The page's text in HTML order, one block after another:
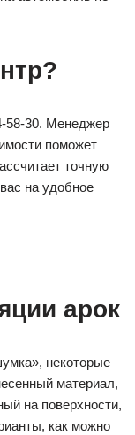
58-30. Менеджер
поможет
точную
на удобное
арок
некоторые
материал,
на поверхности,
как можно